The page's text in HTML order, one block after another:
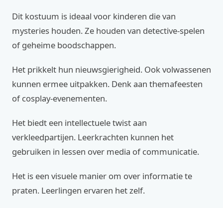
Dit kostuum is ideaal voor kinderen die van
mysteries houden. Ze houden van detective-spelen
of geheime boodschappen.
Het prikkelt hun nieuwsgierigheid. Ook volwassenen
kunnen ermee uitpakken. Denk aan themafeesten
of cosplay-evenementen.
Het biedt een intellectuele twist aan
verkleedpartijen. Leerkrachten kunnen het
gebruiken in lessen over media of communicatie.
Het is een visuele manier om over informatie te
praten. Leerlingen ervaren het zelf.